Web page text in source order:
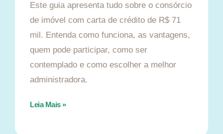
Este guia apresenta tudo sobre o consórcio
de imóvel com carta de crédito de R$ 71
mil. Entenda como funciona, as vantagens,
quem pode participar, como ser
contemplado e como escolher a melhor
administradora.
Leia Mais »